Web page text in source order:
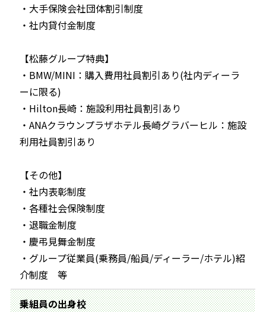
・大手保険会社団体割引制度
・社内貸付金制度
【松藤グループ特典】
・BMW/MINI：購入費用社員割引あり(社内ディーラ
ーに限る)
・Hilton長崎：施設利用社員割引あり
・ANAクラウンプラザホテル長崎グラバーヒル：施設
利用社員割引あり
【その他】
・社内表彰制度
・各種社会保険制度
・退職金制度
・慶弔見舞金制度
・グループ従業員(乗務員/船員/ディーラー/ホテル)紹
介制度 等
乗組員の出身校